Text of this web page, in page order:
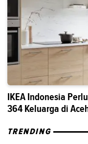
IKEA Indonesia
364 Keluarga di
TRENDING